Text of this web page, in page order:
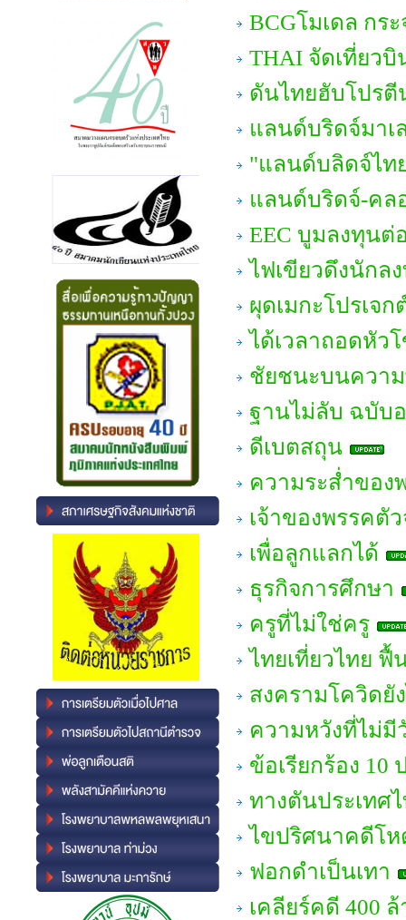
BCGโมเดล ก
THAI จัดเที่ยว
ดันไทยฮับโปรตี
แลนด์บริดจ์มาเ
"แลนด์บลิดจ์ไท
แลนด์บริดจ์-คล
EEC บูมลงทุนต่
ไฟเขียวดึงนักล
ผุดเมกะโปรเจ
ได้เวลาถอดหัว
ชัยชนะบนควา
ฐานไม่ลับ ฉบับ
ดีเบตสถุน
ความระส่ำของ
เจ้าของพรรคตัว
เพื่อลูกแลกได้
ธุรกิจการศึกษา
ครูที่ไม่ใช่ครู
ไทยเที่ยวไทย ฟื้
สงครามโควิดยั
ความหวังที่ไม่มี
ข้อเรียกร้อง 10
ทางตันประเทศ
ไขปริศนาคดีโ
ฟอกดำเป็นเทา
เคลียร์คดี 400